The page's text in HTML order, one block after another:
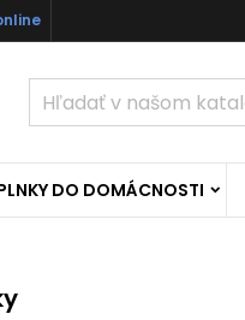
DO DOMÁCNOSTI